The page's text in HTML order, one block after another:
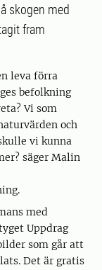
skogen med
fram
leva förra
befolkning
Vi som
och
vi kunna
säger Malin
med
Uppdrag
som går att
Det är gratis